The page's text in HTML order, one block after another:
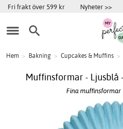
Fri frakt över 599 kr Nyheter >>
Hem > Bakning > Cupcakes & Muffins >
Muffinsformar - Ljusblå
Fina muffinsformar